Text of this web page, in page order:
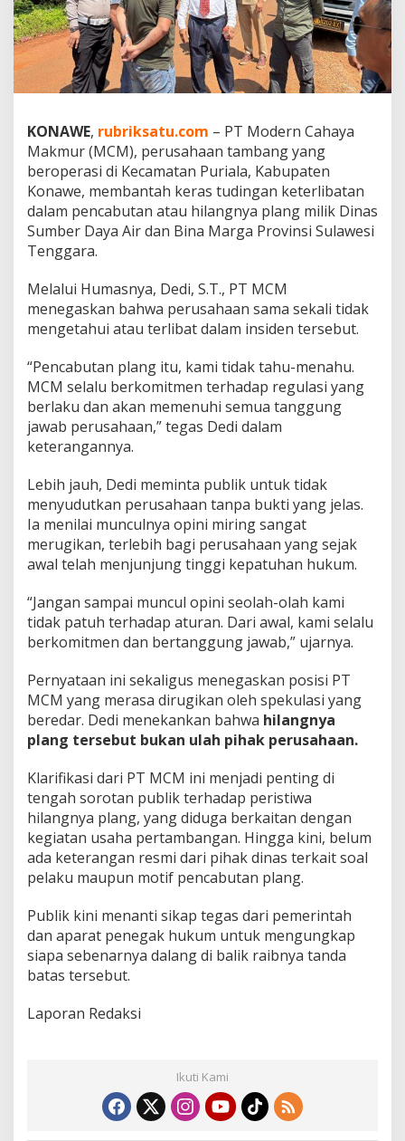
C
M
A
n
g
k
t
S
u
a
r
a
“
k
a
n
K
m
i
P
l
u
n
a
!
”
KONAWE, rubriksatu.com – PT Modern Cahaya
Makmur (MCM), perusahaan tambang yang
beroperasi di Kecamatan Puriala, Kabupaten
Konawe, membantah keras tudingan keterlibatan
dalam pencabutan atau hilangnya plang milik Dinas
Sumber Daya Air dan Bina Marga Provinsi Sulawesi
Tenggara.
Melalui Humasnya, Dedi, S.T., PT MCM
menegaskan bahwa perusahaan sama sekali tidak
mengetahui atau terlibat dalam insiden tersebut.
“Pencabutan plang itu, kami tidak tahu-menahu.
MCM selalu berkomitmen terhadap regulasi yang
berlaku dan akan memenuhi semua tanggung
jawab perusahaan,” tegas Dedi dalam
keterangannya.
Lebih jauh, Dedi meminta publik untuk tidak
menyudutkan perusahaan tanpa bukti yang jelas.
Ia menilai munculnya opini miring sangat
merugikan, terlebih bagi perusahaan yang sejak
awal telah menjunjung tinggi kepatuhan hukum.
“Jangan sampai muncul opini seolah-olah kami
tidak patuh terhadap aturan. Dari awal, kami selalu
berkomitmen dan bertanggung jawab,” ujarnya.
Pernyataan ini sekaligus menegaskan posisi PT
MCM yang merasa dirugikan oleh spekulasi yang
beredar. Dedi menekankan bahwa hilangnya
plang tersebut bukan ulah pihak perusahaan.
Klarifikasi dari PT MCM ini menjadi penting di
tengah sorotan publik terhadap peristiwa
hilangnya plang, yang diduga berkaitan dengan
kegiatan usaha pertambangan. Hingga kini, belum
ada keterangan resmi dari pihak dinas terkait soal
pelaku maupun motif pencabutan plang.
Publik kini menanti sikap tegas dari pemerintah
dan aparat penegak hukum untuk mengungkap
siapa sebenarnya dalang di balik raibnya tanda
batas tersebut.
Laporan Redaksi
Ikuti Kami